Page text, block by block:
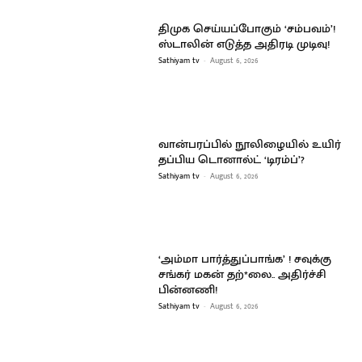
திமுக செய்யப்போகும் ‘சம்பவம்’!
ஸ்டாலின் எடுத்த அதிரடி முடிவு!
Sathiyam tv - August 6, 2026
வான்பரப்பில் நூலிழையில் உயிர்
தப்பிய டொனால்ட் ‘டிரம்ப்’?
Sathiyam tv - August 6, 2026
‘அம்மா பார்த்துப்பாங்க’ ! சவுக்கு
சங்கர் மகன் தற்*லை.. அதிர்ச்சி
பின்னணி!
Sathiyam tv - August 6, 2026